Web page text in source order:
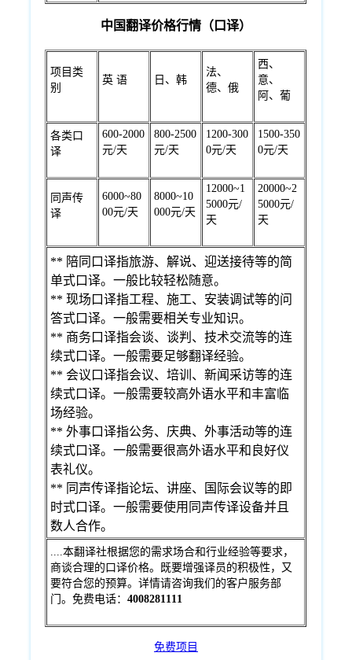
中国翻译价格行情（口译）
项目类
别
英 语 日、韩
法、
德、俄
西、
意、
阿、葡
各类口
译
600-2000
元/天
800-2500
元/天
1200-300
0元/天
1500-350
0元/天
同声传
译
6000~80
00元/天
8000~10
000元/天
12000~1
5000元/
天
20000~2
5000元/
天
** 陪同口译指旅游、解说、迎送接待等的简
单式口译。一般比较轻松随意。
** 现场口译指工程、施工、安装调试等的问
答式口译。一般需要相关专业知识。
** 商务口译指会谈、谈判、技术交流等的连
续式口译。一般需要足够翻译经验。
** 会议口译指会议、培训、新闻采访等的连
续式口译。一般需要较高外语水平和丰富临
场经验。
** 外事口译指公务、庆典、外事活动等的连
续式口译。一般需要很高外语水平和良好仪
表礼仪。
** 同声传译指论坛、讲座、国际会议等的即
时式口译。一般需要使用同声传译设备并且
数人合作。
....本翻译社根据您的需求场合和行业经验等要求，
商谈合理的口译价格。既要增强译员的积极性，又
要符合您的预算。详情请咨询我们的客户服务部
门。免费电话：4008281111
免费项目